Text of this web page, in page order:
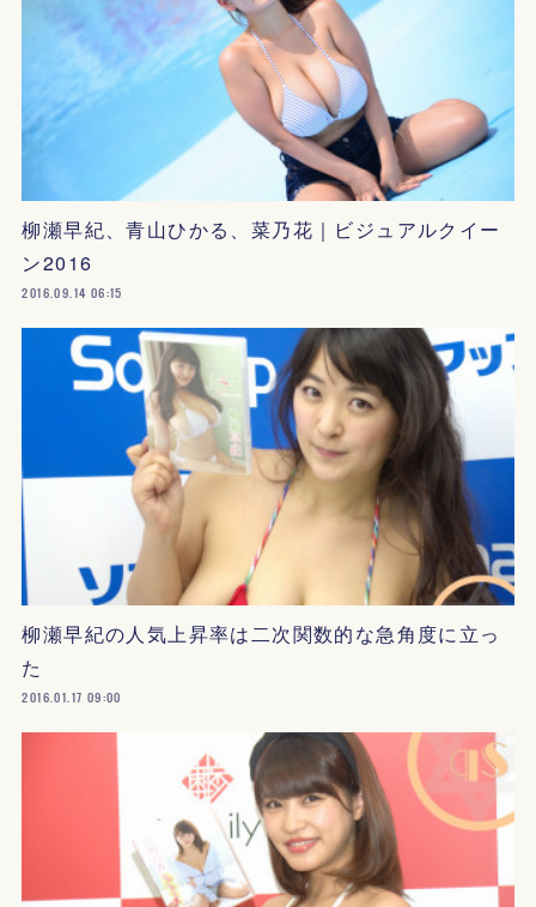
柳瀬早紀、青山ひかる、菜乃花｜ビジュアルクイー
ン2016
2016.09.14 06:15
柳瀬早紀の人気上昇率は二次関数的な急角度に立っ
た
2016.01.17 09:00